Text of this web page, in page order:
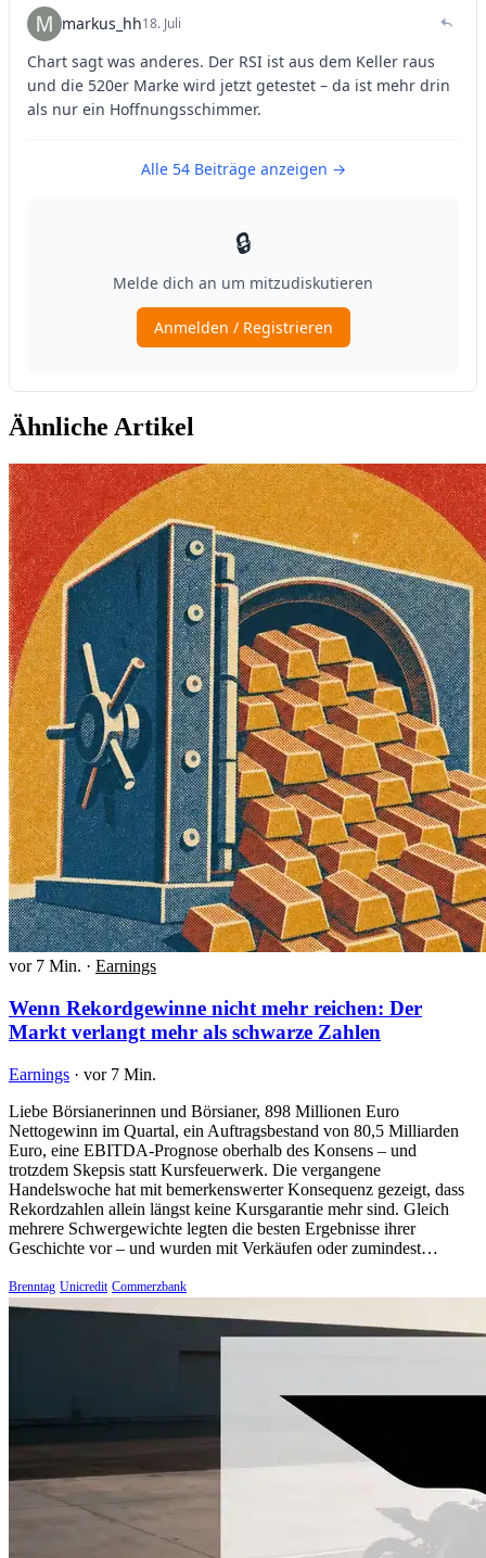
Ähnliche Artikel
vor 7 Min. · Earnings
Wenn Rekordgewinne nicht mehr reichen: Der
Markt verlangt mehr als schwarze Zahlen
Earnings · vor 7 Min.
Liebe Börsianerinnen und Börsianer, 898 Millionen Euro
Nettogewinn im Quartal, ein Auftragsbestand von 80,5 Milliarden
Euro, eine EBITDA-Prognose oberhalb des Konsens – und
trotzdem Skepsis statt Kursfeuerwerk. Die vergangene
Handelswoche hat mit bemerkenswerter Konsequenz gezeigt, dass
Rekordzahlen allein längst keine Kursgarantie mehr sind. Gleich
mehrere Schwergewichte legten die besten Ergebnisse ihrer
Geschichte vor – und wurden mit Verkäufen oder zumindest…
Brenntag Unicredit Commerzbank